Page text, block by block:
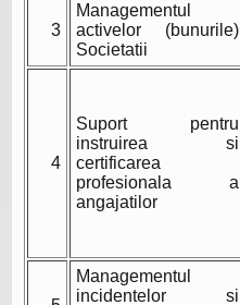
3
Managementul
activelor (bunurile)
Societatii
4
Suport pentru
instruirea si
certificarea
profesionala a
angajatilor
Managementul
incidentelor si